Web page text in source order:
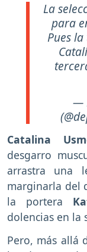
La
para
Pues
—
Catalina
desgarro
arrastra una
marginarla del
la portera
dolencias en la
Pero, más allá